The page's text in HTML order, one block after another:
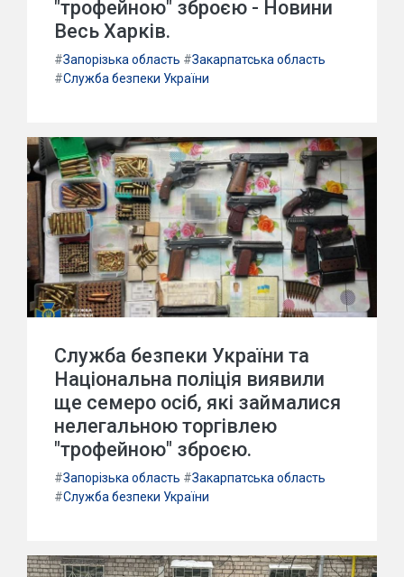
"трофейною" зброєю - Новини
Весь Харків.
#Запорізька область #Закарпатська область
#Служба безпеки України
Служба безпеки України та
Національна поліція виявили
ще семеро осіб, які займалися
нелегальною торгівлею
"трофейною" зброєю.
#Запорізька область #Закарпатська область
#Служба безпеки України